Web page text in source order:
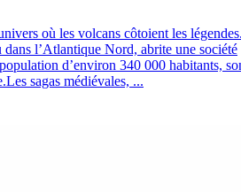
où les volcans côtoient les
dans l’Atlantique Nord, abrite une société
d’environ 340 000 habitants,
sagas médiévales, ...